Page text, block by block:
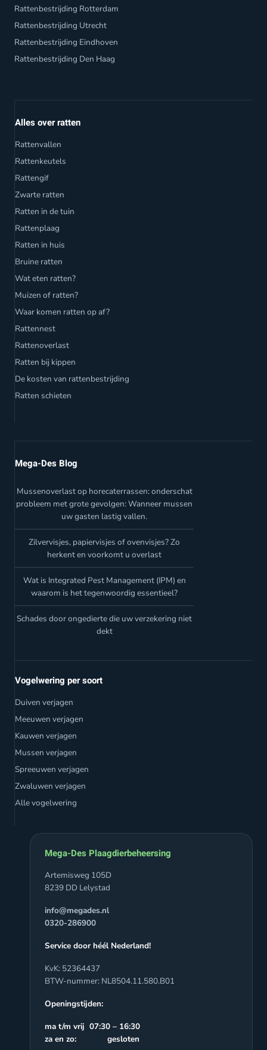
Rattenbestrijding Rotterdam
Rattenbestrijding Utrecht
Rattenbestrijding Eindhoven
Rattenbestrijding Den Haag
Alles over ratten
Rattenvallen
Rattenkeutels
Rattengif
Zwarte ratten
Ratten in de tuin
Rattenplaag
Ratten in huis
Bruine ratten
Wat eten ratten?
Muizen of ratten?
Waar komen ratten op af?
Rattennest
Rattenoverlast
Ratten bij kippen
De kosten van rattenbestrijding
Ratten schieten
Mega-Des Blog
Mussenoverlast op horecaterrassen: onderschat
probleem met grote gevolgen: Wanneer mussen
uw gasten lastig vallen.
Zilvervisjes, papiervisjes of ovenvisjes? Zo
herkent en voorkomt u overlast
Wat is Integrated Pest Management (IPM) en
waarom is het tegenwoordig essentieel?
Schades door ongedierte die uw verzekering niet
dekt
Vogelwering per soort
Duiven verjagen
Meeuwen verjagen
Kauwen verjagen
Mussen verjagen
Spreeuwen verjagen
Zwaluwen verjagen
Alle vogelwering
Mega-Des Plaagdierbeheersing
Artemisweg 105D
8239 DD Lelystad
info@megades.nl
0320-286900
Service door héél Nederland!
KvK: 52364437
BTW-nummer: NL8504.11.580.B01
Openingstijden:
ma t/m vrij 07:30 – 16:30
za en zo: gesloten